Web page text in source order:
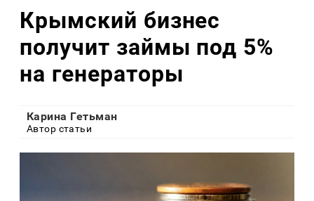
Крымский бизнес
получит займы под 5%
на генераторы
Карина Гетьман
Автор статьи